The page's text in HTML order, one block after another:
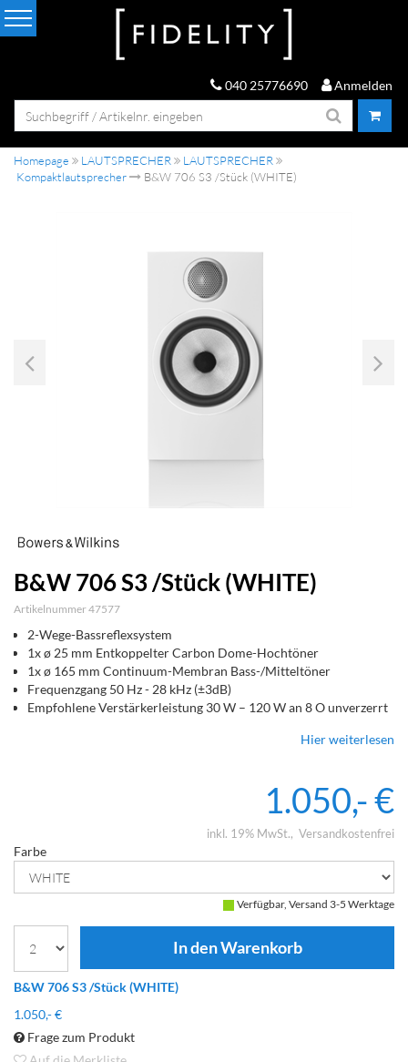
040 25776690 Anmelden
Homepage LAUTSPRECHER
LAUTSPRECHER
Kompaktlautsprecher
B&W 706 S3 /Stück (WHITE)
B&W 706 S3 /Stück (WHITE)
Artikelnummer 47577
2-Wege-Bassreflexsystem
1x ø 25 mm Entkoppelter Carbon Dome-Hochtöner
1x ø 165 mm Continuum-Membran Bass-/Mitteltöner
Frequenzgang 50 Hz - 28 kHz (±3dB)
Empfohlene Verstärkerleistung 30 W – 120 W an 8 O unverzerrt
Hier weiterlesen
1.050,- €
inkl. 19% MwSt. Versandkostenfrei
Farbe
Verfügbar, Versand 3-5 Werktage
B&W 706 S3 /Stück (WHITE)
1.050,- €
Frage zum Produkt